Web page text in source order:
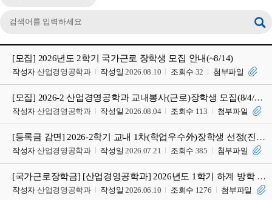
[모집] 2026년도 2학기 국가근로 장학생 모집 안내(~8/14)
작성자 산업경영공학과 작성일 2026.08.10 조회수 32 첨부파일
[모집] 2026-2 산업경영공학과 교내봉사(근로)장학생 모집(8/4/화~8/11/화 17
작성자 산업경영공학과 작성일 2026.08.04 조회수 113 첨부파일
[등록금 감면] 2026-2학기 교내 1차(학업우수外)장학생 선정(진행상황) 확인 안내
작성자 산업경영공학과 작성일 2026.07.21 조회수 385 첨부파일
[국가근로장학금] [산업경영공학과] 2026년도 1학기 하계 방학 국가근로 장학생 모집 안
작성자 산업경영공학과 작성일 2026.06.10 조회수 1276 첨부파일